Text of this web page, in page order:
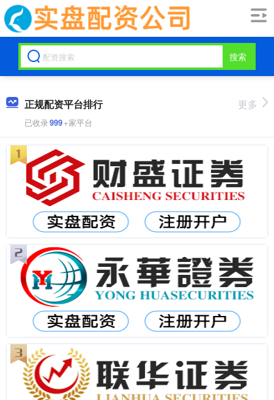
搜索
正规配资平台排行
已收录999+家平台
更多